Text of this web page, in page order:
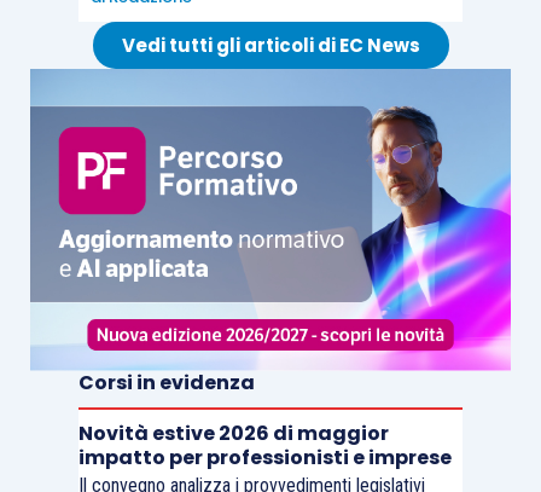
Vedi tutti gli articoli di EC News
Corsi in evidenza
Novità estive 2026 di maggior
impatto per professionisti e imprese
Il convegno analizza i provvedimenti legislativi